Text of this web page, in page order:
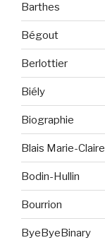
Barthes
Bégout
Berlottier
Biély
Biographie
Blais Marie-Claire
Bodin-Hullin
Bourrion
ByeByeBinary